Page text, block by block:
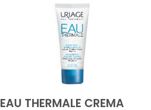
EAU THERMALE CREMA